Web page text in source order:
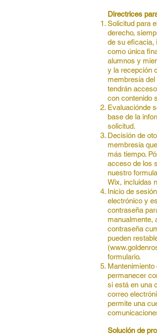
Directrices
Solicitud para
derecho,
de su eficacia,
como única
alumnos y
y la recepción
membresía
tendrán
con contenido
Evaluaciónde
base de la
solicitud.
Decisión de
membresía
más tiempo.
acceso de los
nuestro
Wix, incluidas
Inicio de
electrónico y
contraseña
manualmente,
contraseña
pueden
(
formulario.
permanecer
si está en una
correo
permite una
Solución de